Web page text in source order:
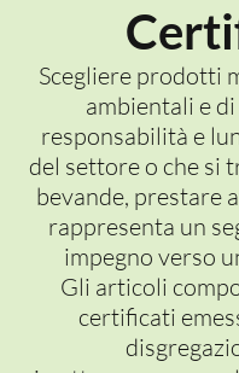
Scegliere prodotti
ambientali e
responsabilità e
del settore o che si
bevande, prestare
rappresenta un
impegno verso
Gli articoli
certificati